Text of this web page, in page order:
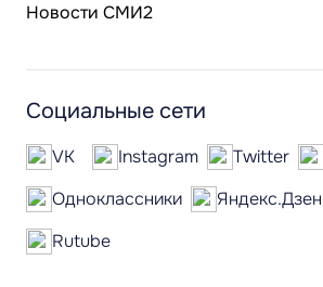
Новости СМИ2
Социальные сети
VK Instagram Twitter
Одноклассники
Яндекс.Дзен
Rutube